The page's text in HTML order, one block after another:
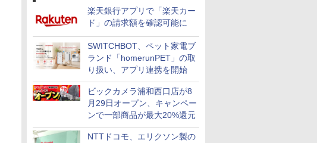
楽天銀行アプリで「楽天カー
ド」の請求額を確認可能に
SWITCHBOT、ペット家電ブ
ランド「homerunPET」の取
り扱い、アプリ連携を開始
ビックカメラ浦和西口店が8
月29日オープン、キャンペー
ンで一部商品が最大20%還元
NTTドコモ、エリクソン製の